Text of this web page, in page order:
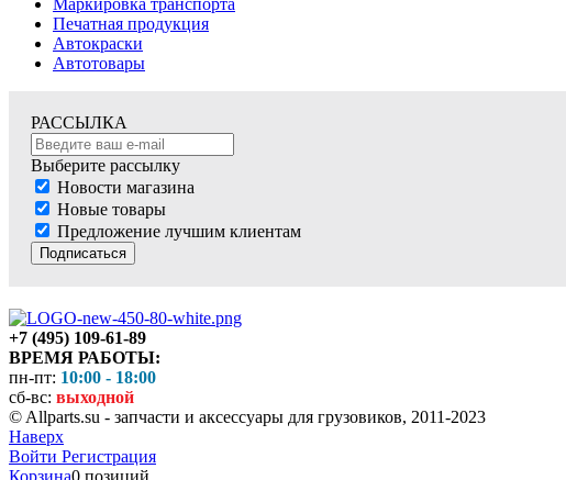
Маркировка транспорта
Печатная продукция
Автокраски
Автотовары
РАССЫЛКА
Выберите рассылку
Новости магазина
Новые товары
Предложение лучшим клиентам
Подписаться
+7 (495) 109-61-89
ВРЕМЯ РАБОТЫ:
пн-пт: 10:00 - 18:00
сб-вс: выходной
© Allparts.su - запчасти и аксессуары для грузовиков, 2011-2023
Наверх
Войти Регистрация